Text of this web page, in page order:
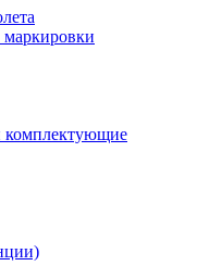
маркировки
комплектующие